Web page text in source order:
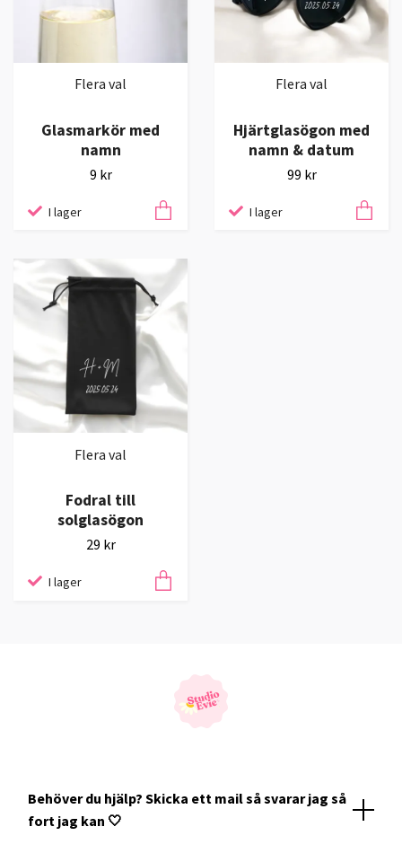
Flera val
Glasmarkör med
namn
9 kr
I lager
Flera val
Hjärtglasögon med
namn & datum
99 kr
I lager
Flera val
Fodral till
solglasögon
29 kr
I lager
Behöver du hjälp? Skicka ett mail så svarar jag så
fort jag kan 🤍